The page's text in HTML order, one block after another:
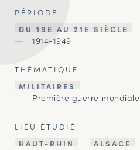
PÉRIODE
DU 19E AU 21E SIÈCLE
1914-1949
THÉMATIQUE
MILITAIRES
Première guerre mondiale
LIEU ÉTUDIÉ
HAUT-RHIN
ALSACE